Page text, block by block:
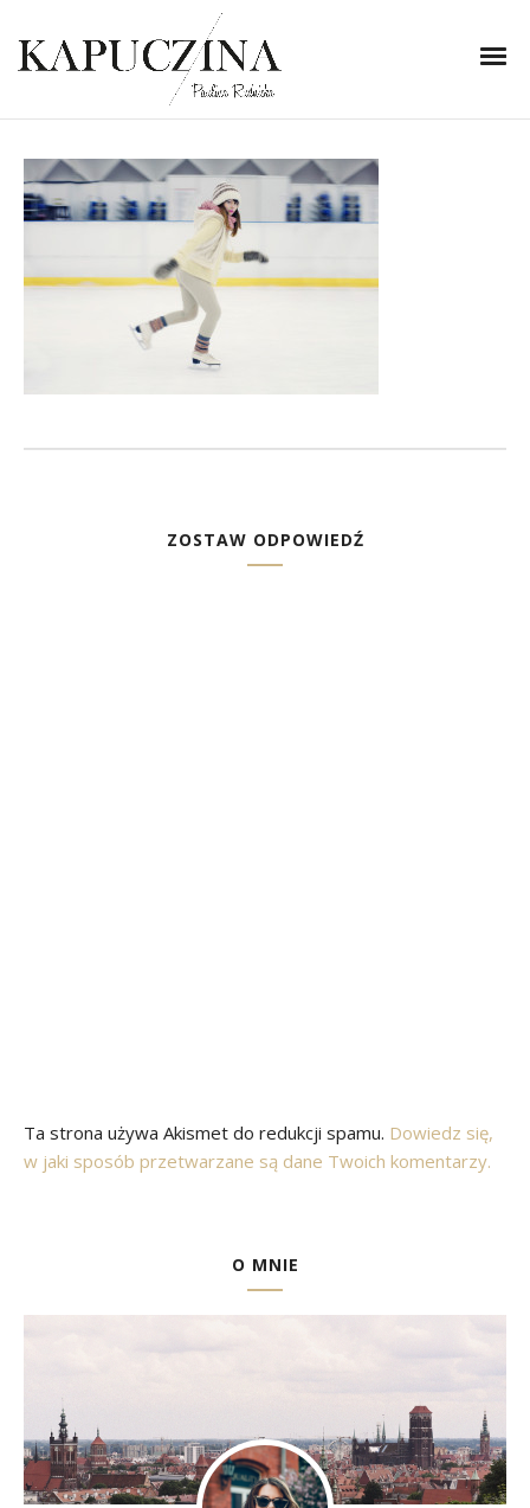
6 listopada 2013
IMG_8634
Written by
ZOSTAW ODPOWIEDŹ
Ta strona używa Akismet do redukcji spamu. Dowiedz się,
w jaki sposób przetwarzane są dane Twoich komentarzy.
O MNIE